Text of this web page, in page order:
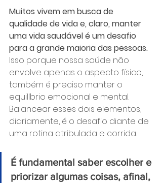
Muitos vivem em busca de
qualidade de vida e, claro, manter
uma vida saudável é um desafio
para a grande maioria das pessoas.
Isso porque nossa saúde não
envolve apenas o aspecto físico,
também é preciso manter o
equilíbrio emocional e mental.
Balancear esses dois elementos,
diariamente, é o desafio diante de
uma rotina atribulada e corrida.
É fundamental saber escolher e
priorizar algumas coisas, afinal,